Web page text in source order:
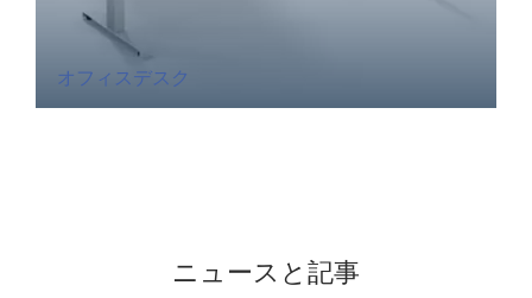
オフィスデスク
ニュースと記事